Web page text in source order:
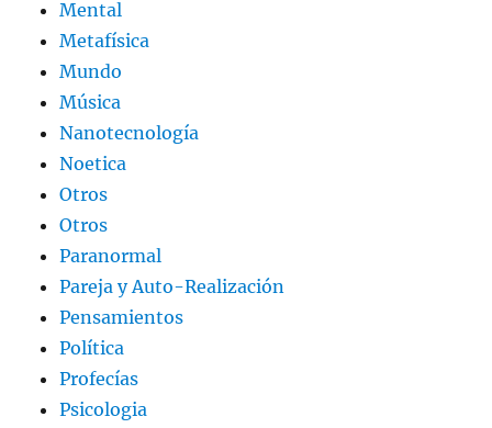
Mental
Metafísica
Mundo
Música
Nanotecnología
Noetica
Otros
Otros
Paranormal
Pareja y Auto-Realización
Pensamientos
Política
Profecías
Psicologia